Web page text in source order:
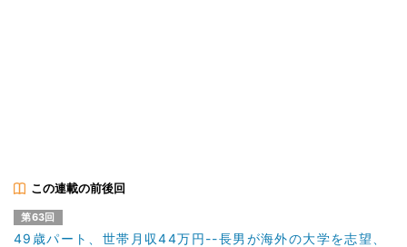
この連載の前後回
第63回
49歳パート、世帯月収44万円--長男が海外の大学を志望、